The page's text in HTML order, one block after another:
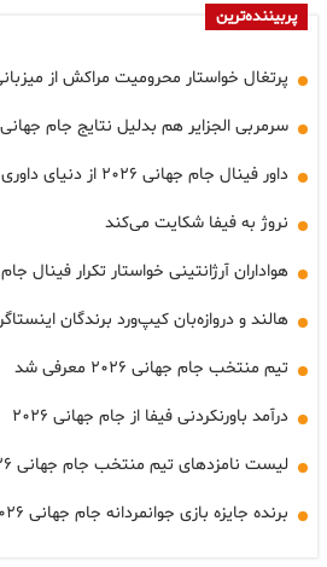
پربیننده‌ترین
پرتغال خواستار محرومیت مراکش از میزبانی
سرمربی الجزایر هم بدلیل نتایج جام جهانی ۲۰۲۶ برکنار شد
داور فینال جام جهانی ۲۰۲۶ از دنیای داوری خداحافظی کرد
نروژ به فیفا شکایت می‌کند
هواداران آرژانتینی خواستار تکرار فینال جام
هالند و دروازه‌بان کیپ‌ورد برندگان
تیم منتخب جام جهانی ۲۰۲۶ معرفی شد
درآمد باورنکردنی فیفا از جام جهانی ۲۰۲۶
لیست نامزدهای تیم منتخب جام جهانی ۲۰۲۶ اعلام شد
برنده جایزه بازی جوانمردانه جام جهانی ۲۰۲۶ مشخص شد